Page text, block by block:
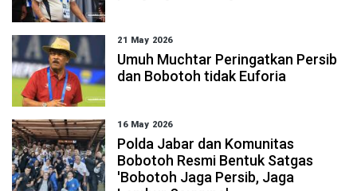
21 May 2026
Umuh Muchtar Peringatkan Persib
dan Bobotoh tidak Euforia
16 May 2026
Polda Jabar dan Komunitas
Bobotoh Resmi Bentuk Satgas
'Bobotoh Jaga Persib, Jaga